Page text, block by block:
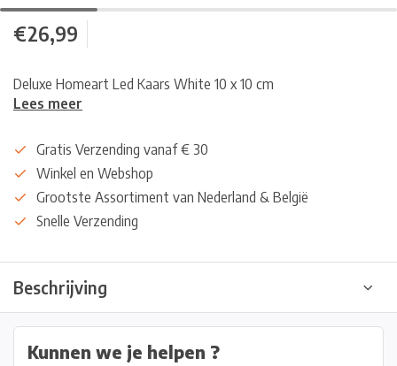
€26,99
Deluxe Homeart Led Kaars White 10 x 10 cm
Lees meer
Gratis Verzending vanaf € 30
Winkel en Webshop
Grootste Assortiment van Nederland & België
Snelle Verzending
Beschrijving
Kunnen we je helpen ?